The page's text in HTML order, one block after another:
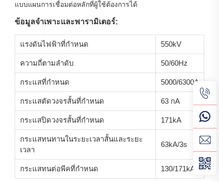
แบบแผนการเชื่อมต่อหลักที่ผู้ใช้ต้องการได้
ข้อมูลจำเพาะและพารามิเตอร์:
แรงดันไฟฟ้าที่กำหนด 550kV
ความถี่ตามลําดับ 50/60Hz
กระแสที่กำหนด 5000/6300A
กระแสตัดวงจรสั้นที่กำหนด 63 กA
กระแสปิดวงจรสั้นที่กำหนด 171kA
กระแสทนทานในระยะเวลาสั้นและระยะ
เวลา
63kA/3s
กระแสทนต่อพีคที่กำหนด 130/171kA